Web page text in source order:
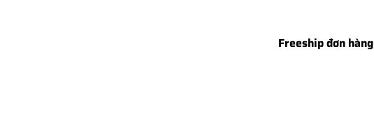
Freeship đơn hàng trên 1 triệu